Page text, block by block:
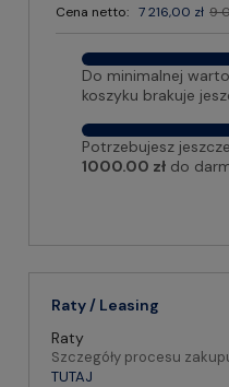
Cena netto: 7 216,00 zł 9
Do minimalnej
koszyku brakuje
Potrzebujesz
1000.00 zł do
Raty / Leasing
Raty
Szczegóły procesu
TUTAJ